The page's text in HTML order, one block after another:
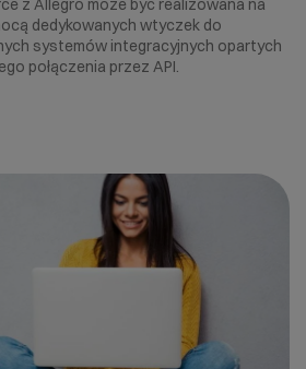
dedykowanych wtyczek do
systemów integracyjnych opartych
połączenia przez API.